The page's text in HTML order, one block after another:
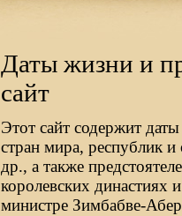
Даты жизни и
сайт
Этот сайт содержит
стран мира, республик и
др., а также
королевских династиях
министре Зимбабве-